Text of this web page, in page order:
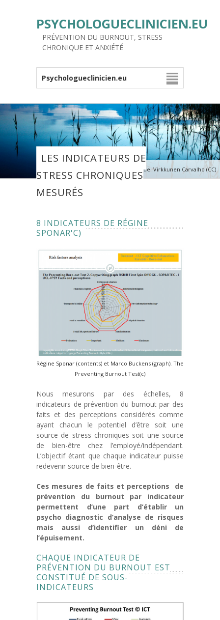
PSYCHOLOGUECLINICIEN.EU
PRÉVENTION DU BURNOUT, STRESS
CHRONIQUE ET ANXIÉTÉ
Psychologueclinicien.eu
Photo : Miguel Virkkunen Carvalho (CC)
LES INDICATEURS DE
STRESS CHRONIQUES
MESURÉS
8 INDICATEURS DE RÉGINE
SPONAR'C)
Régine Sponar (contents) et Marco Buckens (graph). The
Preventing Burnout Test(c)
Nous mesurons par des échelles, 8
indicateurs de prévention du burnout par des
faits et des perceptions considérés comme
ayant chacun le potentiel d’être soit une
source de stress chroniques soit une source
de bien-être chez l’employé/indépendant.
L’objectif étant que chaque indicateur puisse
redevenir source de bien-être.
Ces mesures de faits et perceptions de
prévention du burnout par indicateur
permettent d’une part d’établir un
psycho diagnostic d’analyse de risques
mais aussi d’identifier un déni de
l’épuisement.
CHAQUE INDICATEUR DE
PRÉVENTION DU BURNOUT EST
CONSTITUÉ DE SOUS-
INDICATEURS